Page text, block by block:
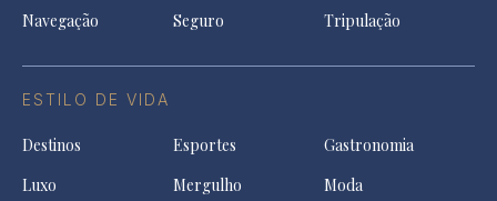
Navegação
Seguro Tripulação
ESTILO DE VIDA
Destinos Esportes
Gastronomia
Luxo
Mergulho
Moda